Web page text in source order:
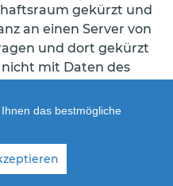
gekürzt und
an einen Server von
und dort gekürzt
mit Daten des
Die vorstehend
seitens
aus
werden. Wenn der
das bestmögliche